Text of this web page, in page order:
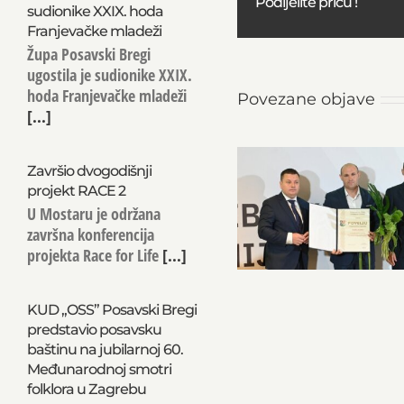
Povezane objave
sudionike XXIX. hoda
Franjevačke mladeži
Župa Posavski Bregi
ugostila je sudionike XXIX.
hoda Franjevačke mladeži
[...]
Završio dvogodišnji
projekt RACE 2
U Mostaru je održana
završna konferencija
projekta Race for Life[...]
KUD „OSS” Posavski Bregi
predstavio posavsku
baštinu na jubilarnoj 60.
Međunarodnoj smotri
folklora u Zagrebu